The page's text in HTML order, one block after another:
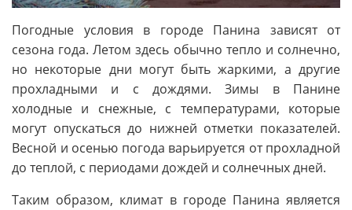
Погодные условия в городе Панина зависят от
сезона года. Летом здесь обычно тепло и солнечно,
но некоторые дни могут быть жаркими, а другие
прохладными и с дождями. Зимы в Панине
холодные и снежные, с температурами, которые
могут опускаться до нижней отметки показателей.
Весной и осенью погода варьируется от прохладной
до теплой, с периодами дождей и солнечных дней.
Таким образом, климат в городе Панина является